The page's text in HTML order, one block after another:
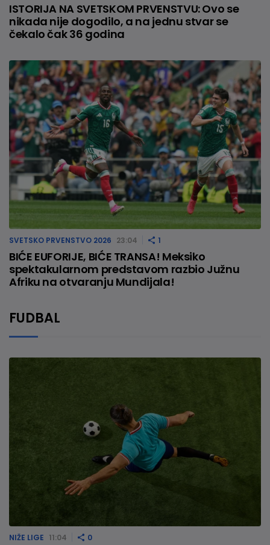
ISTORIJA NA SVETSKOM PRVENSTVU: Ovo se
nikada nije dogodilo, a na jednu stvar se
čekalo čak 36 godina
SVETSKO PRVENSTVO 2026 23:04 1
BIĆE EUFORIJE, BIĆE TRANSA! Meksiko
spektakularnom predstavom razbio Južnu
Afriku na otvaranju Mundijala!
FUDBAL
NIŽE LIGE 11:04 0